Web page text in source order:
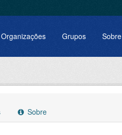
Organizações Grupos Sobre
Sobre